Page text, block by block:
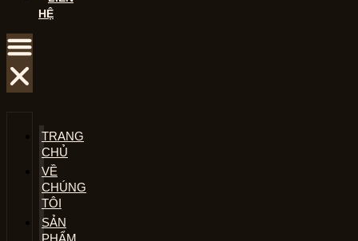
HỆ
TRANG
CHỦ
VỀ
CHÚNG
TÔI
SẢN
PHẨM